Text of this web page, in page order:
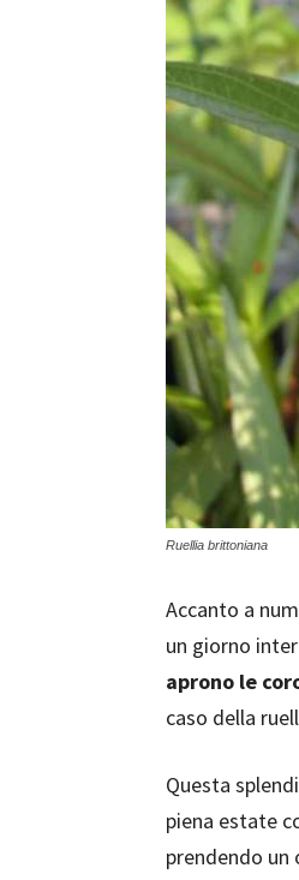
Ruellia brittoniana
Accanto a
un giorno
aprono le
caso della
Questa
piena estate
prendendo un